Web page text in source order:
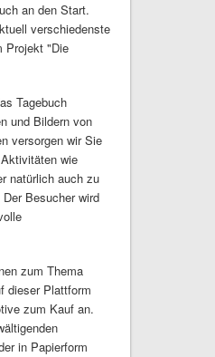
an den Start.
verschiedenste
Projekt "Die
Tagebuch
und Bildern von
versorgen wir Sie
wie
natürlich auch zu
Besucher wird
zum Thema
dieser Plattform
zum Kauf an.
in Papierform